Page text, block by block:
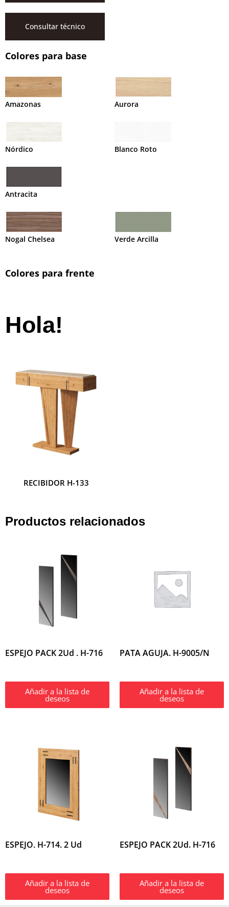
Consultar técnico
Colores para base
Amazonas Aurora
Nórdico Blanco Roto
Antracita
Nogal Chelsea Verde Arcilla
Colores para frente
Hola!
RECIBIDOR H-133
Productos relacionados
ESPEJO PACK 2Ud . H-716
Añadir a la lista de
deseos
PATA AGUJA. H-9005/N
Añadir a la lista de
deseos
ESPEJO. H-714. 2 Ud
Añadir a la lista de
deseos
ESPEJO PACK 2Ud. H-716
Añadir a la lista de
deseos